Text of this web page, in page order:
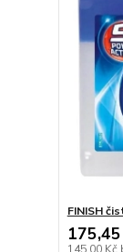
FINISH